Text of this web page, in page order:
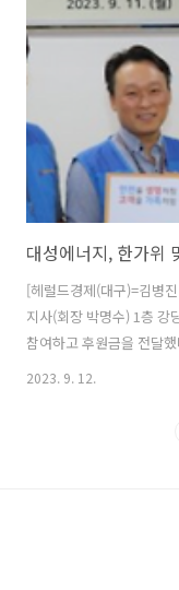
기 쉬운 도시가스 요금
청구서에 산업안전 관련
너지(주)의 순찰, 점검 업
화 홍보활동을 확대해..
대성에너지, 한가위
[헤럴드경제(대구)=김병
지사(회장 박명수) 1층 강
참여하고 후원금을 전달
가위를 앞두고 더욱 큰 외
해로 4년째 참여 중이다.
2023. 9. 12.